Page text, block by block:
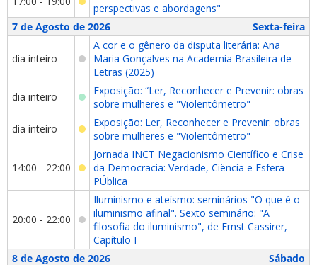
perspectivas e abordagens"
7 de Agosto de 2026
Sexta-feira
dia inteiro
A cor e o gênero da disputa literária: Ana
Maria Gonçalves na Academia Brasileira de
Letras (2025)
dia inteiro
Exposição: “Ler, Reconhecer e Prevenir: obras
sobre mulheres e "Violentômetro"
dia inteiro
Exposição: Ler, Reconhecer e Prevenir: obras
sobre mulheres e "Violentômetro"
14:00 - 22:00
Jornada INCT Negacionismo Científico e Crise
da Democracia: Verdade, Ciëncia e Esfera
PÚblica
20:00 - 22:00
Iluminismo e ateísmo: seminários "O que é o
iluminismo afinal". Sexto seminário: "A
filosofia do iluminismo", de Ernst Cassirer,
Capítulo I
8 de Agosto de 2026
Sábado